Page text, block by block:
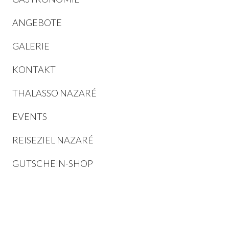
ANGEBOTE
GALERIE
KONTAKT
THALASSO NAZARÉ
EVENTS
REISEZIEL NAZARÉ
GUTSCHEIN-SHOP